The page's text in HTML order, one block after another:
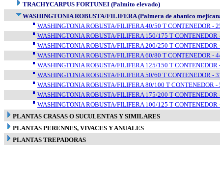
TRACHYCARPUS FORTUNEI (Palmito elevado)
WASHINGTONIA ROBUSTA/FILIFERA (Palmera de abanico
WASHINGTONIA ROBUSTA/FILIFERA 40/50 T CONTENEDOR -
WASHINGTONIA ROBUSTA/FILIFERA 150/175 T CONTENEDOR
WASHINGTONIA ROBUSTA/FILIFERA 200/250 T CONTENEDOR
WASHINGTONIA ROBUSTA/FILIFERA 60/80 T CONTENEDOR -
WASHINGTONIA ROBUSTA/FILIFERA 125/150 T CONTENEDOR
WASHINGTONIA ROBUSTA/FILIFERA 50/60 T CONTENEDOR -
WASHINGTONIA ROBUSTA/FILIFERA 80/100 T CONTENEDOR -
WASHINGTONIA ROBUSTA/FILIFERA 175/200 T CONTENEDOR
WASHINGTONIA ROBUSTA/FILIFERA 100/125 T CONTENEDOR
PLANTAS CRASAS O SUCULENTAS Y SIMILARES
PLANTAS PERENNES, VIVACES Y ANUALES
PLANTAS TREPADORAS